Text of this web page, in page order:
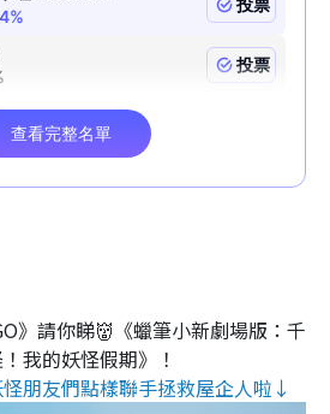
》請你睇👹《蠟筆小新劇場版：千
我的妖怪假期》！
朋友們點樣聯手拯救屋企人啦↓